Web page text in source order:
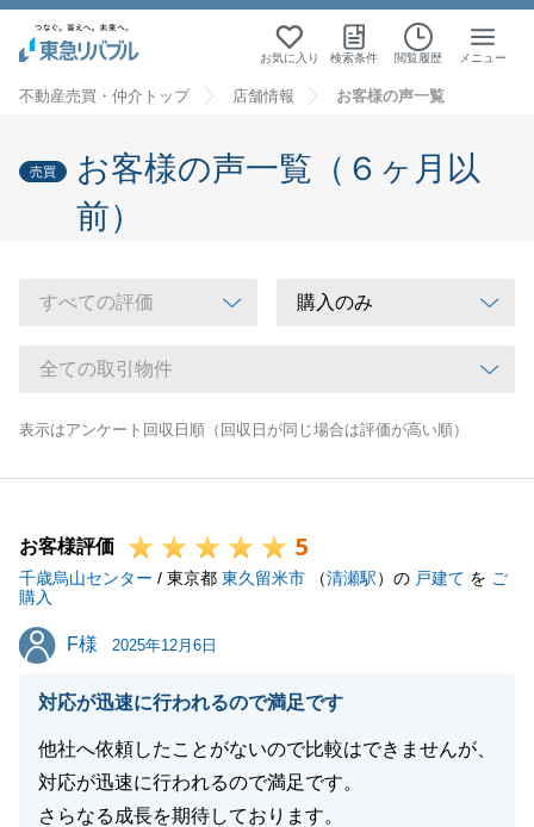
お気に入り 検索条件 閲覧履歴 メニュー
不動産売買・仲介トップ 店舗情報 お客様の声一覧
売買
お客様の声一覧（６ヶ月以
前）
表示はアンケート回収日順（回収日が同じ場合は評価が高い順）
お客様評価 5
千歳烏山センター / 東京都 東久留米市 （清瀬駅）の 戸建て を ご
購入
F様
F様 2025年12月6日
対応が迅速に行われるので満足です
他社へ依頼したことがないので比較はできませんが、
対応が迅速に行われるので満足です。
さらなる成長を期待しております。